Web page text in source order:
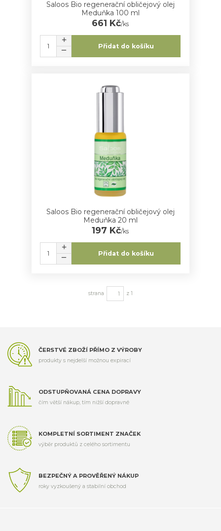
Saloos Bio regenerační obličejový olej
Meduňka 100 ml
661 Kč/ks
Přidat do košíku
Saloos Bio regenerační obličejový olej
Meduňka 20 ml
197 Kč/ks
Přidat do košíku
strana z 1
ČERSTVÉ ZBOŽÍ PŘÍMO Z VÝROBY
produkty s nejdelší možnou expirací
ODSTUPŇOVANÁ CENA DOPRAVY
čím větší nákup, tím nižší dopravné
KOMPLETNÍ SORTIMENT ZNAČEK
výběr produktů z celého sortimentu
BEZPEČNÝ A PROVĚŘENÝ NÁKUP
roky vyzkoušený a stabilní obchod